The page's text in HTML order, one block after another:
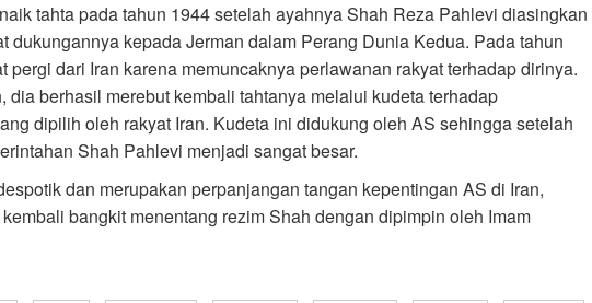
tahta pada tahun 1944 setelah ayahnya Shah Reza Pahlevi diasingkan
dukungannya kepada Jerman dalam Perang Dunia Kedua. Pada tahun
pergi dari Iran karena memuncaknya perlawanan rakyat terhadap dirinya.
dia berhasil merebut kembali tahtanya melalui kudeta terhadap
dipilih oleh rakyat Iran. Kudeta ini didukung oleh AS sehingga setelah
Shah Pahlevi menjadi sangat besar.
dan merupakan perpanjangan tangan kepentingan AS di Iran,
bangkit menentang rezim Shah dengan dipimpin oleh Imam